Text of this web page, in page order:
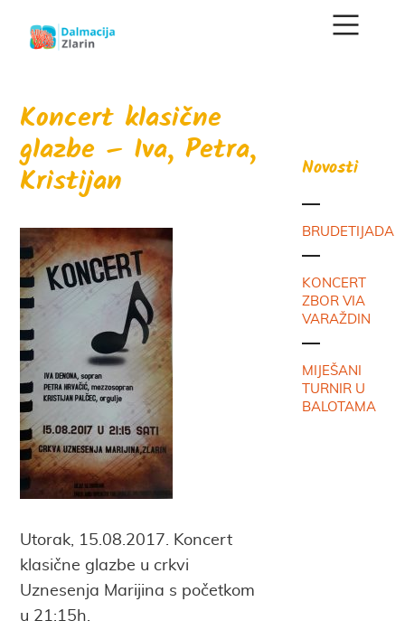
Koncert klasične
glazbe – Iva, Petra,
Kristijan
Utorak, 15.08.2017. Koncert
klasične glazbe u crkvi
Uznesenja Marijina s početkom
u 21:15h.
Novosti
BRUDETIJADA
KONCERT
ZBOR VIA
VARAŽDIN
MIJEŠANI
TURNIR U
BALOTAMA